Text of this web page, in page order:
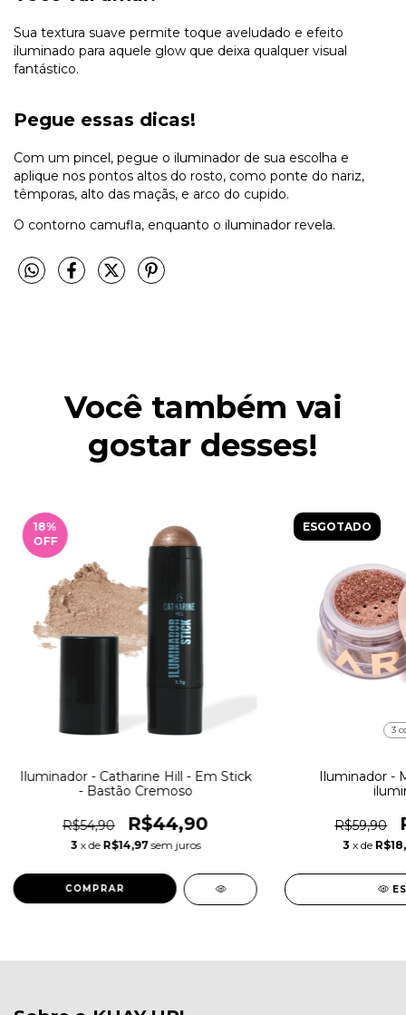
Sua textura suave permite toque aveludado e efeito
iluminado para aquele glow que deixa qualquer visual
fantástico.
Pegue essas dicas!
Com um pincel, pegue o iluminador de sua escolha e
aplique nos pontos altos do rosto, como ponte do nariz,
têmporas, alto das maçãs, e arco do cupido.
O contorno camufla, enquanto o iluminador revela.
Você também vai
gostar desses!
18%
OFF
Iluminador - Catharine Hill - Em Stick
- Bastão Cremoso
R$54,90 R$44,90
3 x de R$14,97 sem juros
COMPRAR
ESGOTADO
3
Iluminador -
R$59,90
3 x de